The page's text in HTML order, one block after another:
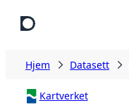
Hjem Datasett
Kartverket